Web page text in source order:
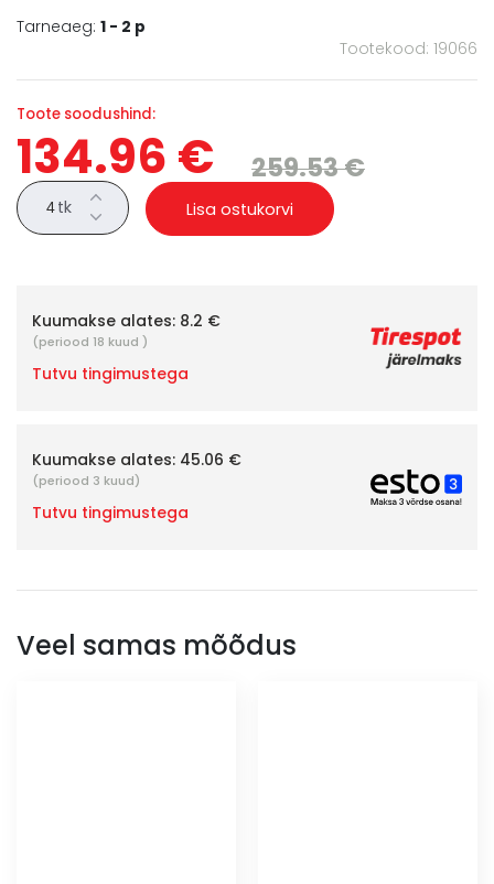
Tarneaeg: 1 - 2 p
Tootekood: 19066
Toote soodushind:
134.96 € 259.53 €
tk Lisa ostukorvi
Kuumakse alates: 8.2 €
(periood 18 kuud )
Tutvu tingimustega
Kuumakse alates: 45.06 €
(periood 3 kuud)
Tutvu tingimustega
Veel samas mõõdus